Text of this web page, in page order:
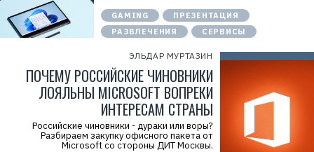
GAMING
ПРЕЗЕНТАЦИЯ
РАЗВЛЕЧЕНИЯ
СЕРВИСЫ
ЭЛЬДАР МУРТАЗИН
ПОЧЕМУ РОССИЙСКИЕ ЧИНОВНИКИ
ЛОЯЛЬНЫ MICROSOFT ВОПРЕКИ
ИНТЕРЕСАМ СТРАНЫ
Российские чиновники - дураки или воры?
Разбираем закупку офисного пакета от
Microsoft со стороны ДИТ Москвы.